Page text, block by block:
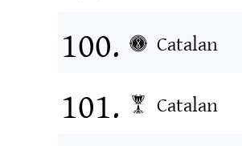
Catalan
Catalan